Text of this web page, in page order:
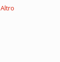
Altro